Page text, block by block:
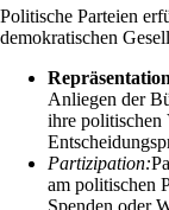
Politische Parteien
demokratischen
Anliegen der
ihre politischen
Partizipation:
am politischen